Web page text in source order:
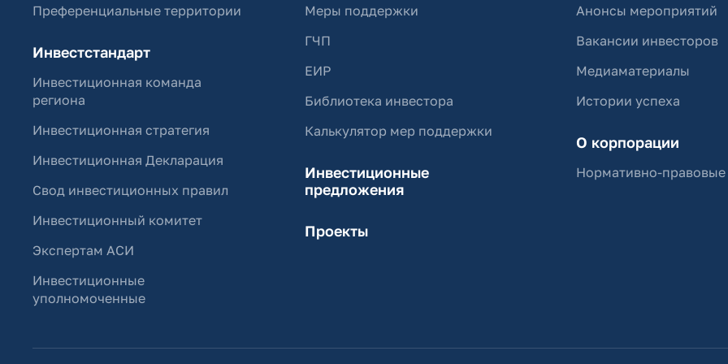
Преференциальные территории
Инвестстандарт
Инвестиционная команда
региона
Инвестиционная стратегия
Инвестиционная Декларация
Свод инвестиционных правил
Инвестиционный комитет
Экспертам АСИ
Инвестиционные
уполномоченные
Меры поддержки
ГЧП
ЕИР
Библиотека инвестора
Калькулятор мер поддержки
Инвестиционные
предложения
Проекты
Анонсы мероприятий
Вакансии инвесторов
Медиаматериалы
Истории успеха
О корпорации
Нормативно-правовые